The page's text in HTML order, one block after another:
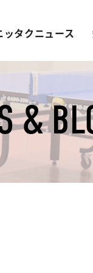
ッタクニュース
&